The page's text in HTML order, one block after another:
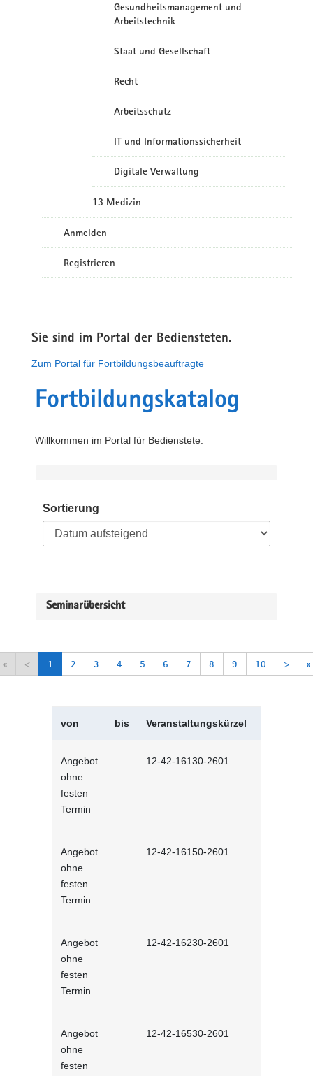
Gesundheitsmanagement und
Arbeitstechnik
Staat und Gesellschaft
Recht
Arbeitsschutz
IT und Informationssicherheit
Digitale Verwaltung
13 Medizin
Anmelden
Registrieren
Sie sind im Portal der Bediensteten.
Zum Portal für Fortbildungsbeauftragte
Fortbildungskatalog
Willkommen im Portal für Bedienstete.
Sortierung
Seminarübersicht
« < 1 2 3 4 5 6 7 8 9 10 > »
von bis Veranstaltungskürzel
Angebot
ohne
festen
Termin
12-42-16130-2601
Angebot
ohne
festen
Termin
12-42-16150-2601
Angebot
ohne
festen
Termin
12-42-16230-2601
Angebot
ohne
festen
12-42-16530-2601